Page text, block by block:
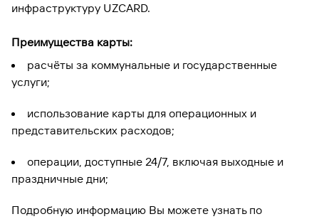
инфраструктуру UZCARD.
Преимущества карты:
расчёты за коммунальные и государственные
услуги;
использование карты для операционных и
представительских расходов;
операции, доступные 24/7, включая выходные и
праздничные дни;
Подробную информацию Вы можете узнать по